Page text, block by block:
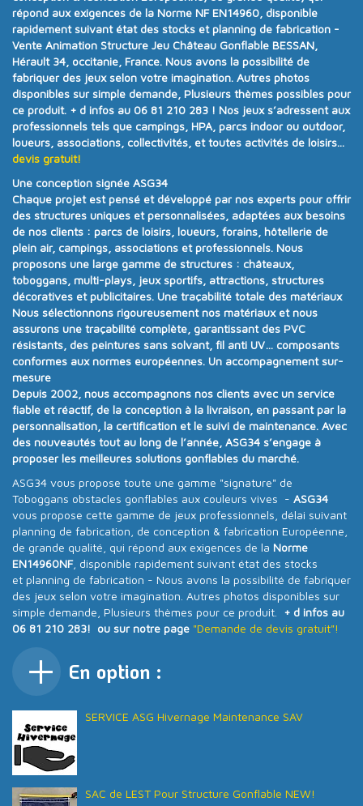
répond aux exigences de la Norme NF EN14960 , disponible
rapidement suivant état des stocks et planning de fabrication -
Vente Animation Structure Jeu Château Gonflable BESSAN,
Hérault 34, occitanie, France. Nous avons la possibilité de
fabriquer des jeux selon votre imagination. Autres photos
disponibles sur simple demande, Plusieurs thèmes possibles pour
ce produit. + d infos au 06 81 210 283 ! Nos jeux s’adressent aux
professionnels tels que campings, HPA, parcs indoor ou outdoor,
loueurs, associations, collectivités, et toutes activités de loisirs...
devis gratuit!
Une conception signée ASG34
Chaque projet est pensé et développé par nos experts pour offrir
des structures uniques et personnalisées , adaptées aux besoins
de nos clients : parcs de loisirs, loueurs, forains, hôtellerie de
plein air, campings, associations et professionnels. Nous
proposons une large gamme de structures : châteaux,
toboggans, multi-plays, jeux sportifs, attractions, structures
décoratives et publicitaires. Une traçabilité totale des matériaux
Nous sélectionnons rigoureusement nos matériaux et nous
assurons une traçabilité complète , garantissant des PVC
résistants, des peintures sans solvant, fil anti UV… composants
conformes aux normes européennes. Un accompagnement sur-
mesure
Depuis 2002 , nous accompagnons nos clients avec un service
fiable et réactif, de la conception à la livraison, en passant par la
personnalisation, la certification et le suivi de maintenance. Avec
des nouveautés tout au long de l’année , ASG34 s’engage à
proposer les meilleures solutions gonflables du marché.
ASG34 vous propose toute une gamme "signature" de
Toboggans obstacles gonflables aux couleurs vives - ASG34
vous propose cette gamme de jeux professionnels, délai suivant
planning de fabrication, de conception & fabrication Européenne,
de grande qualité, qui répond aux exigences de la Norme
EN14960NF, disponible rapidement suivant état des stocks
et planning de fabrication - Nous avons la possibilité de fabriquer
des jeux selon votre imagination. Autres photos disponibles sur
simple demande, Plusieurs thèmes pour ce produit.
+ d infos au
06 81 210 283! ou sur notre page "Demande de devis gratuit"!
En option :
SERVICE ASG Hivernage Maintenance SAV
SAC de LEST Pour Structure Gonflable NEW!